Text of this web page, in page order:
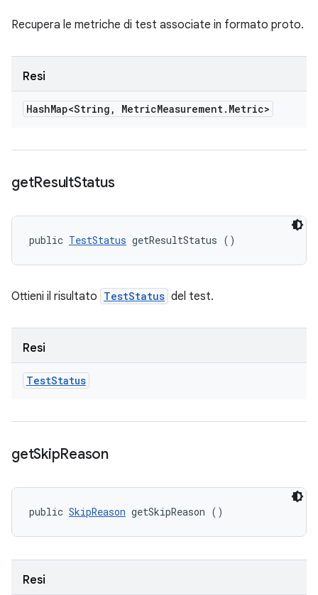
Recupera le metriche di test associate in formato proto.
Resi
HashMap<String , MetricMeasurement. Metric>
getResultStatus
public TestStatus getResultStatus ()
Ottieni il risultato TestStatus del test.
Resi
TestStatus
getSkipReason
public SkipReason getSkipReason ()
Resi